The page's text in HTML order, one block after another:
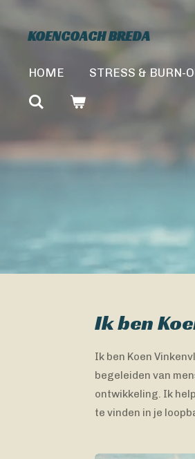
directKOENCOACH BREDA
HOME STRESS & BURN-
Ik ben
Ik ben Koen
begeleiden van
ontwikkeling. Ik
te vinden in je